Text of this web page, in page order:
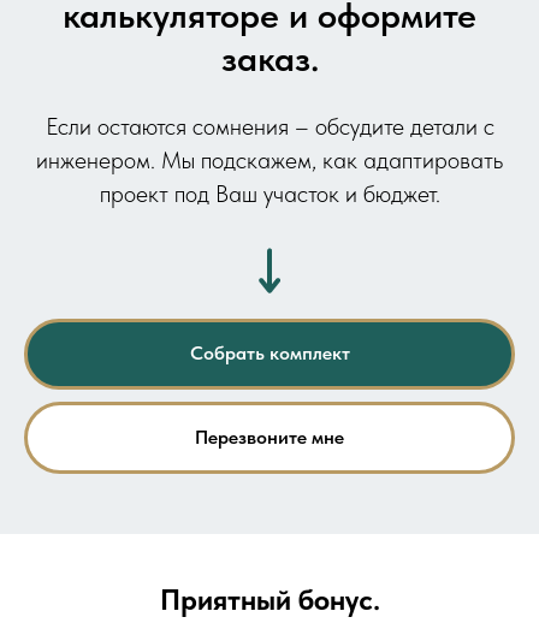
калькуляторе и оформите
заказ.
Если остаются сомнения – обсудите детали с
инженером. Мы подскажем, как адаптировать
проект под Ваш участок и бюджет.
Собрать комплект
Перезвоните мне
Приятный бонус.